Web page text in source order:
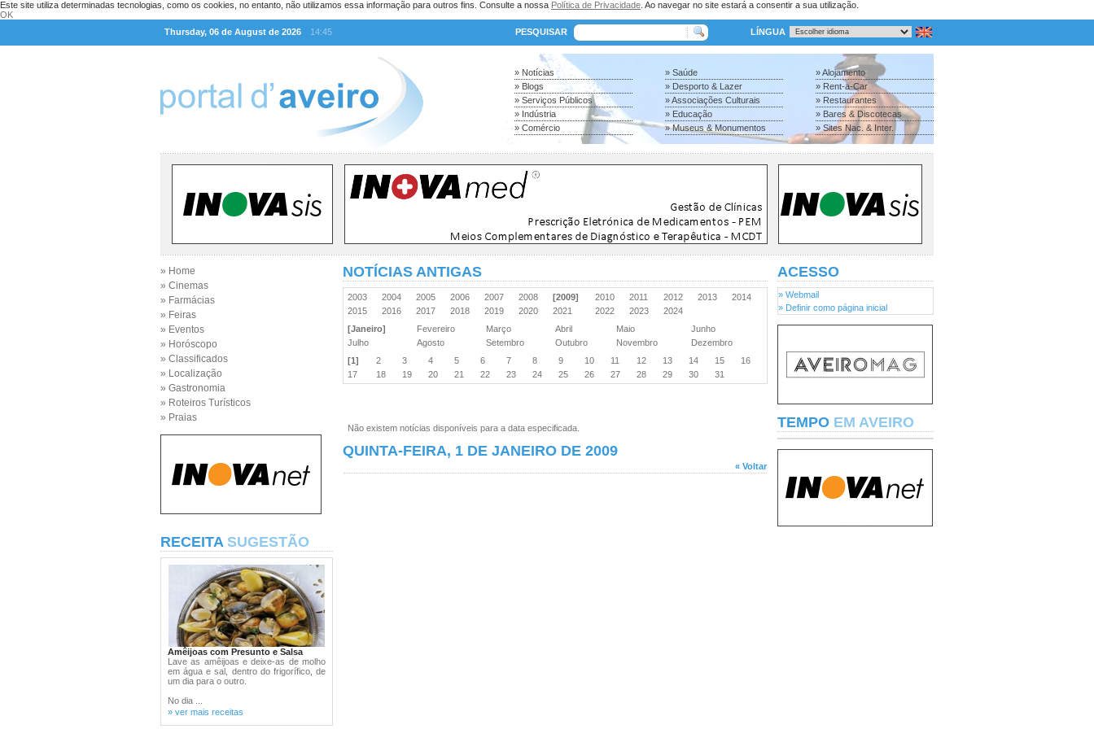
Este site utiliza determinadas tecnologias, como os cookies, no entanto, não utilizamos essa informação para outros fins. Consulte a nossa Política de Privacidade . Ao navegar no site estará a consentir a sua utilização.
OK
Thursday, 06 de August de 2026
14:45 PESQUISAR LÍNGUA
» Notícias
» Blogs
» Serviços Públicos
» Indústria
» Comércio
» Saúde
» Desporto & Lazer
» Associações Culturais
» Educação
» Museus & Monumentos
» Alojamento
» Rent-a-Car
» Restaurantes
» Bares & Discotecas
» Sites Nac. & Inter.
» Home
» Cinemas
» Farmácias
» Feiras
» Eventos
» Horóscopo
» Classificados
» Localização
» Gastronomia
» Roteiros Turísticos
» Praias
RECEITA SUGESTÃO
Amêijoas com Presunto e Salsa
Lave as amêijoas e deixe-as de molho
em água e sal, dentro do frigorífico, de
um dia para o outro.
No dia ...
» ver mais receitas
NOTÍCIAS ANTIGAS
2003 2004 2005 2006 2007 2008 [2009] 2010 2011 2012 2013
2014
2015
2016 2017 2018 2019 2020 2021 2022 2023
2024
[Janeiro]
Fevereiro Março Abril Maio
Junho
Julho
Agosto Setembro Outubro Novembro
Dezembro
[1]
2 3 4 5 6 7 8 9 10 11 12 13 14 15
16
17
18 19 20 21 22 23 24 25 26 27 28 29 30 31
Não existem notícias disponíveis para a data especificada.
QUINTA-FEIRA, 1 DE JANEIRO DE 2009
« Voltar
ACESSO
» Webmail
» Definir como página inicial
TEMPO EM AVEIRO